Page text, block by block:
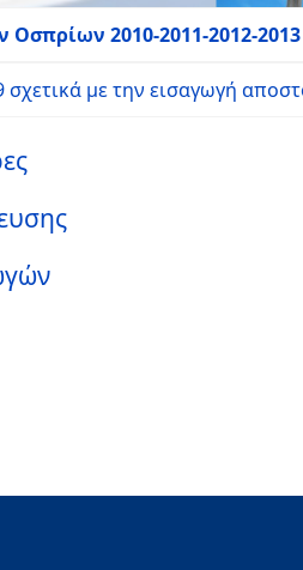
2010-2011-2012-2013
με την εισαγωγή